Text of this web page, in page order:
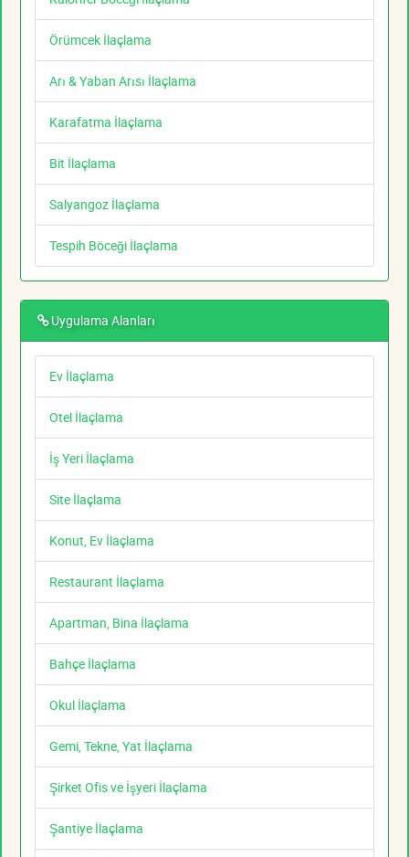
Örümcek İlaçlama
Arı & Yaban Arısı İlaçlama
Karafatma İlaçlama
Bit İlaçlama
Salyangoz İlaçlama
Tespih Böceği İlaçlama
Uygulama Alanları
Ev İlaçlama
Otel İlaçlama
İş Yeri İlaçlama
Site İlaçlama
Konut, Ev İlaçlama
Restaurant İlaçlama
Apartman, Bina İlaçlama
Bahçe İlaçlama
Okul İlaçlama
Gemi, Tekne, Yat İlaçlama
Şirket Ofis ve İşyeri İlaçlama
Şantiye İlaçlama